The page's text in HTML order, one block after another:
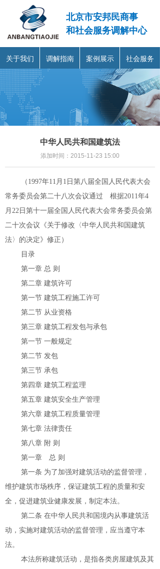
北京市安邦民商事
和社会服务调解中心
关于我们 调解指南 案例展示 社会服务
中华人民共和国建筑法
（1997年11月1日第八届全国人民代表大会
常务委员会第二十八次会议通过 根据2011年4
月22日第十一届全国人民代表大会常务委员会第
二十次会议《关于修改〈中华人民共和国建筑
法〉的决定》修正）
目录
第一章 总 则
第二章 建筑许可
第一节 建筑工程施工许可
第二节 从业资格
第三章 建筑工程发包与承包
第一节 一般规定
第二节 发包
第三节 承包
第四章 建筑工程监理
第五章 建筑安全生产管理
第六章 建筑工程质量管理
第七章 法律责任
第八章 附 则
第一章 总 则
第一条 为了加强对建筑活动的监督管理，
维护建筑市场秩序，保证建筑工程的质量和安
全，促进建筑业健康发展，制定本法。
第二条 在中华人民共和国境内从事建筑活
动，实施对建筑活动的监督管理，应当遵守本
法。
本法所称建筑活动，是指各类房屋建筑及其
添加时间： 2015-11-23 15:00